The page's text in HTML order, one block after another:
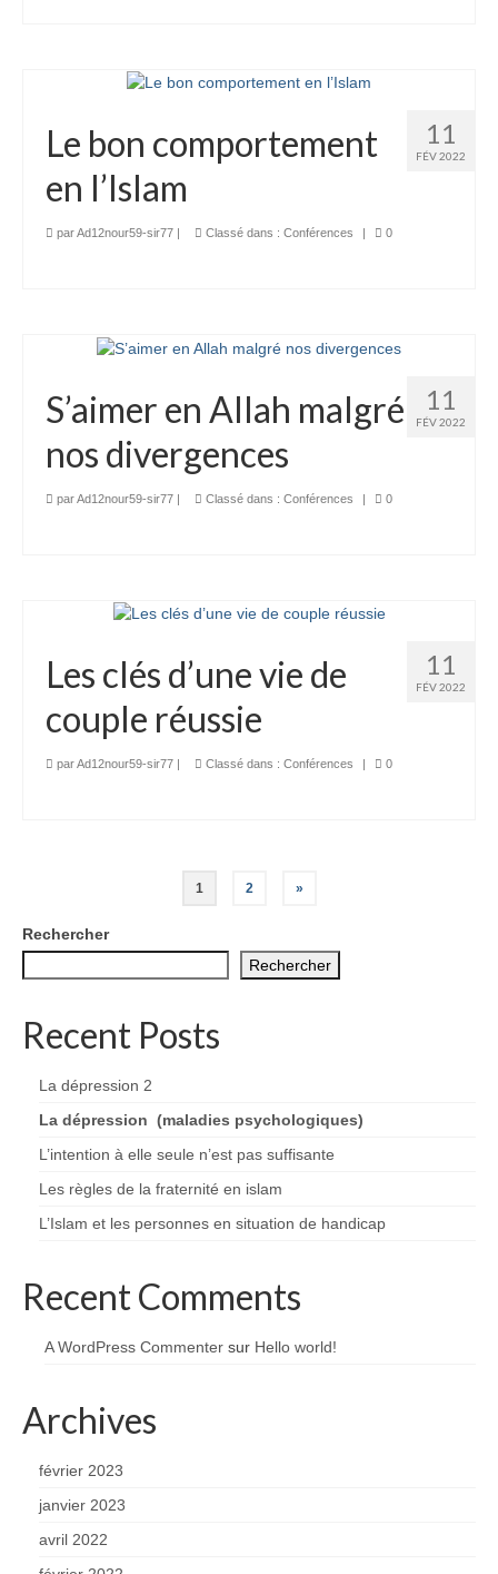
11
FÉV 2022
Le bon comportement
en l’Islam
parAd12nour59-sir77 Classé dans : Conférences 0
11
FÉV 2022
S’aimer en Allah malgré
nos divergences
parAd12nour59-sir77 | Classé dans : Conférences | 0
11
FÉV 2022
Les clés d’une vie de
couple réussie
parAd12nour59-sir77 | Classé dans : Conférences | 0
Pagination
des
publications
1 2 »
Rechercher
Rechercher
Recent Posts
La dépression 2
La dépression (maladies psychologiques)
L’intention à elle seule n’est pas suffisante
Les règles de la fraternité en islam
L’Islam et les personnes en situation de handicap
Recent Comments
A WordPress Commenter sur Hello world!
Archives
février 2023
janvier 2023
avril 2022